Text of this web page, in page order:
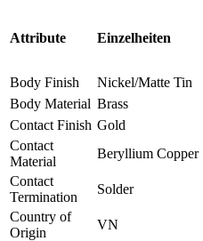
Attribute Einzelheiten
Body Finish
Nickel/Matte Tin
Body Material Brass
Contact Finish Gold
Contact
Material
Beryllium Copper
Contact
Termination
Solder
Country of
Origin
VN